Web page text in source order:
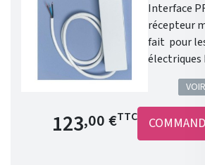
Interface
récepteur mural Un
fait pour
électriques
Vuelta,
status,
ACOVA. Permet à votre
radiateur
avec la
Prix de base
123,00 €TTC